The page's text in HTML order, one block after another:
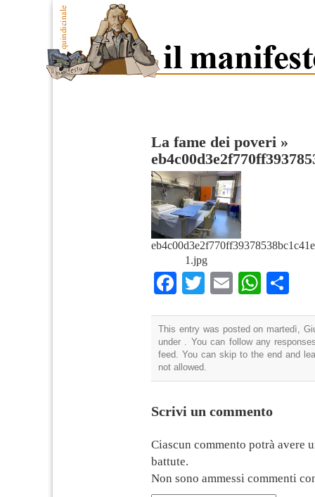
La fame dei poveri »
1.jpg
Facebook
TwitterEmail
This entry was posted on martedì,
under . You can follow any
feed. You can skip to the end and
not allowed.
Scrivi un commento
Ciascun commento potrà avere
battute.
Non sono ammessi commenti